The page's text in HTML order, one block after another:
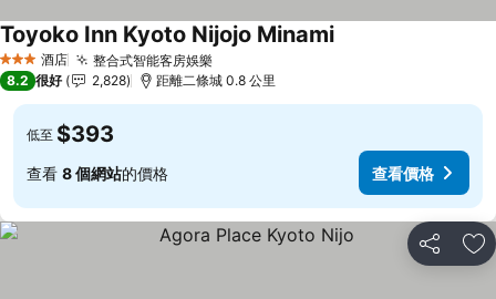
3 星級 酒店 整合式智能客房娛樂
Toyoko Inn Kyoto Nijojo Minami查看價格
8.2 很好 2,828 距離二條城 0.8 公里
低至 $393
查看 8 個網站的價格 查看價格
分享 放